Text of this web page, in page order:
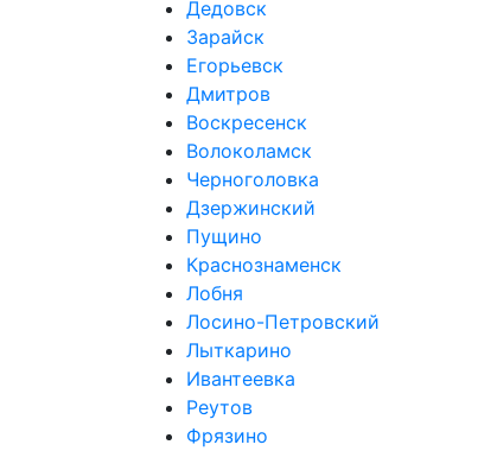
Дедовск
Зарайск
Егорьевск
Дмитров
Воскресенск
Волоколамск
Черноголовка
Дзержинский
Пущино
Краснознаменск
Лобня
Лосино-Петровский
Лыткарино
Ивантеевка
Реутов
Фрязино